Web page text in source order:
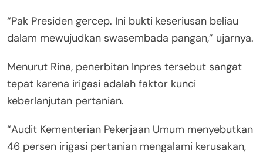
“Pak Presiden gercep. Ini bukti keseriusan beliau
dalam mewujudkan swasembada pangan,” ujarnya.
Menurut Rina, penerbitan Inpres tersebut sangat
tepat karena irigasi adalah faktor kunci
keberlanjutan pertanian.
“Audit Kementerian Pekerjaan Umum menyebutkan
46 persen irigasi pertanian mengalami kerusakan,